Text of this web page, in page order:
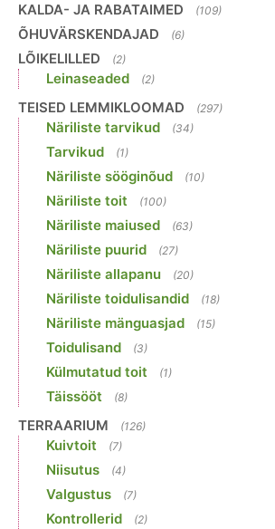
KALDA- JA RABATAIMED (109)
ÕHUVÄRSKENDAJAD (6)
LÕIKELILLED (2)
Leinaseaded (2)
TEISED LEMMIKLOOMAD (297)
Näriliste tarvikud (34)
Tarvikud (1)
Näriliste sööginõud (10)
Näriliste toit (100)
Näriliste maiused (63)
Näriliste puurid (27)
Näriliste allapanu (20)
Näriliste toidulisandid (18)
Näriliste mänguasjad (15)
Toidulisand (3)
Külmutatud toit (1)
Täissööt (8)
TERRAARIUM (126)
Kuivtoit (7)
Niisutus (4)
Valgustus (7)
Kontrollerid (2)